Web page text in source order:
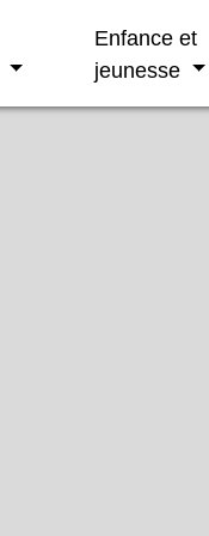
Enfance et
jeunesse